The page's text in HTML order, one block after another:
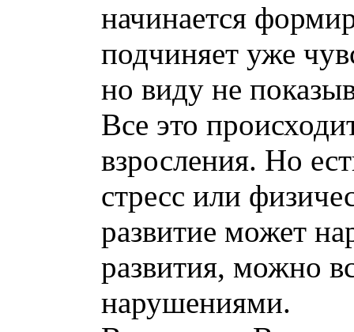
начинается
подчиняет уже
но виду не
Все это
взросления. Но
стресс или
развитие может
развития, можно
нарушениями.